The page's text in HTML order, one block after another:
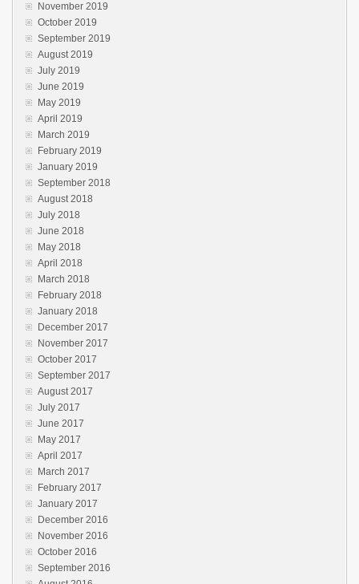
November 2019
October 2019
September 2019
August 2019
July 2019
June 2019
May 2019
April 2019
March 2019
February 2019
January 2019
September 2018
August 2018
July 2018
June 2018
May 2018
April 2018
March 2018
February 2018
January 2018
December 2017
November 2017
October 2017
September 2017
August 2017
July 2017
June 2017
May 2017
April 2017
March 2017
February 2017
January 2017
December 2016
November 2016
October 2016
September 2016